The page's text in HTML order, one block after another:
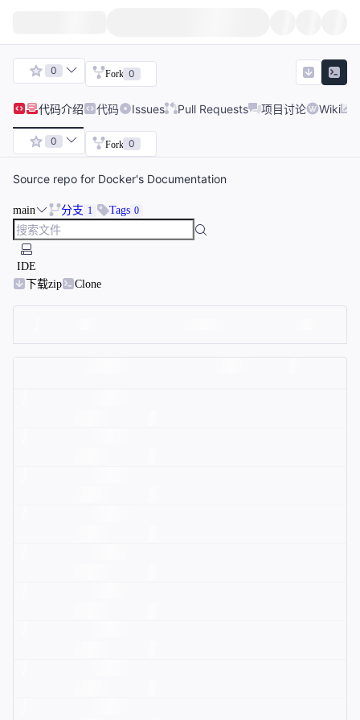
0 Fork 0
代码介绍 代码 Issues Pull Requests 项目讨论 Wiki
0 Fork 0
Source repo for Docker's Documentation
main 分支 1 Tags 0
IDE
下载zip
Clone